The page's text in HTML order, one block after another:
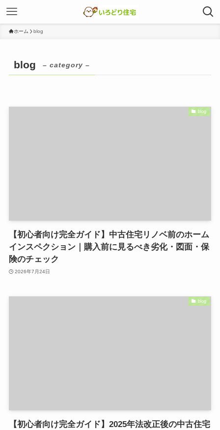
ホーム blog
blog – category –
blog
【初心者向け完全ガイド】中古住宅リノベ前のホーム
インスペクション｜購入前に見るべき劣化・図面・保
険のチェック
2026年7月24日
blog
【初心者向け完全ガイド】2025年法改正後の中古住宅